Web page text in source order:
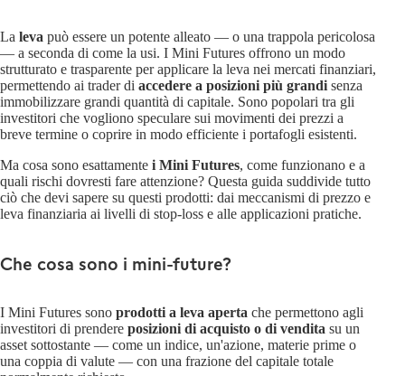
La leva può essere un potente alleato — o una trappola pericolosa
— a seconda di come la usi. I Mini Futures offrono un modo
strutturato e trasparente per applicare la leva nei mercati finanziari,
permettendo ai trader di accedere a posizioni più grandi senza
immobilizzare grandi quantità di capitale. Sono popolari tra gli
investitori che vogliono speculare sui movimenti dei prezzi a
breve termine o coprire in modo efficiente i portafogli esistenti.
Ma cosa sono esattamente i Mini Futures, come funzionano e a
quali rischi dovresti fare attenzione? Questa guida suddivide tutto
ciò che devi sapere su questi prodotti: dai meccanismi di prezzo e
leva finanziaria ai livelli di stop-loss e alle applicazioni pratiche.
Che cosa sono i mini-future?
I Mini Futures sono prodotti a leva aperta che permettono agli
investitori di prendere posizioni di acquisto o di vendita su un
asset sottostante — come un indice, un'azione, materie prime o
una coppia di valute — con una frazione del capitale totale